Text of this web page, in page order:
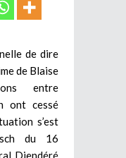
de dire
de Blaise
entre
ont cessé
s’est
du 16
Diendéré